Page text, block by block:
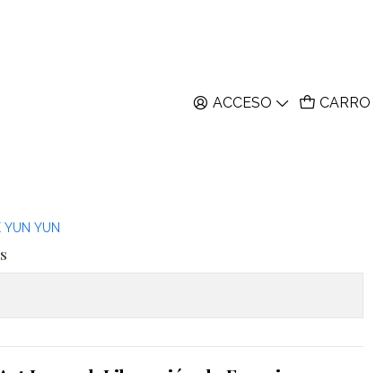
ACCESO CARRO
YUN YUN
Art Journal: